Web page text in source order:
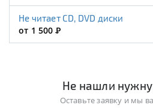
Не читает CD, DVD диски
от 1 500Р
Не нашли
Оставьте заявку и мы